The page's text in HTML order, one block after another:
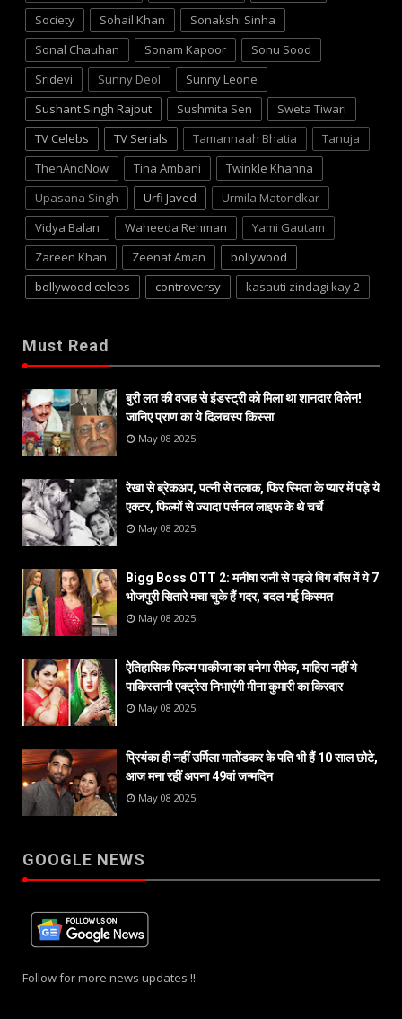
Society
Sohail Khan
Sonakshi Sinha
Sonal Chauhan
Sonam Kapoor
Sonu Sood
Sridevi
Sunny Deol
Sunny Leone
Sushant Singh Rajput
Sushmita Sen
Sweta Tiwari
TV Celebs
TV Serials Tamannaah Bhatia
Tanuja
ThenAndNow
Tina Ambani
Twinkle Khanna
Upasana Singh
Urfi Javed
Urmila Matondkar
Vidya Balan
Waheeda Rehman
Yami Gautam
Zareen Khan
Zeenat Aman
bollywood
bollywood celebs
controversy kasauti zindagi kay 2
Must Read
बुरी लत की वजह से इंडस्ट्री को मिला था शानदार विलेन!
जानिए प्राण का ये दिलचस्प किस्सा
May 08 2025
रेखा से ब्रेकअप, पत्नी से तलाक, फिर स्मिता के प्यार में पड़े ये
एक्टर, फिल्मों से ज्यादा पर्सनल लाइफ के थे चर्चे
May 08 2025
Bigg Boss OTT 2: मनीषा रानी से पहले बिग बॉस में ये 7
भोजपुरी सितारे मचा चुके हैं गदर, बदल गई किस्मत
May 08 2025
ऐतिहासिक फिल्म पाकीजा का बनेगा रीमेक, माहिरा नहीं ये
पाकिस्तानी एक्ट्रेस निभाएंगी मीना कुमारी का किरदार
May 08 2025
प्रियंका ही नहीं उर्मिला मातोंडकर के पति भी हैं 10 साल छोटे,
आज मना रहीं अपना 49वां जन्मदिन
May 08 2025
GOOGLE NEWS
Follow for more news updates !!